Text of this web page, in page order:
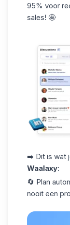
95% voor
sales! 🤩
➡️ Dit is wat
Waalaxy:
🔄 Plan
nooit een